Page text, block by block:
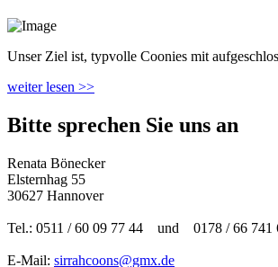
Unser Ziel ist, typvolle Coonies mit
weiter lesen >>
Bitte sprechen Sie uns an
Renata Bönecker
Elsternhag 55
30627 Hannover
Tel.: 0511 / 60 09 77 44 und 0178 / 66 741
E-Mail: sirrahcoons@gmx.de